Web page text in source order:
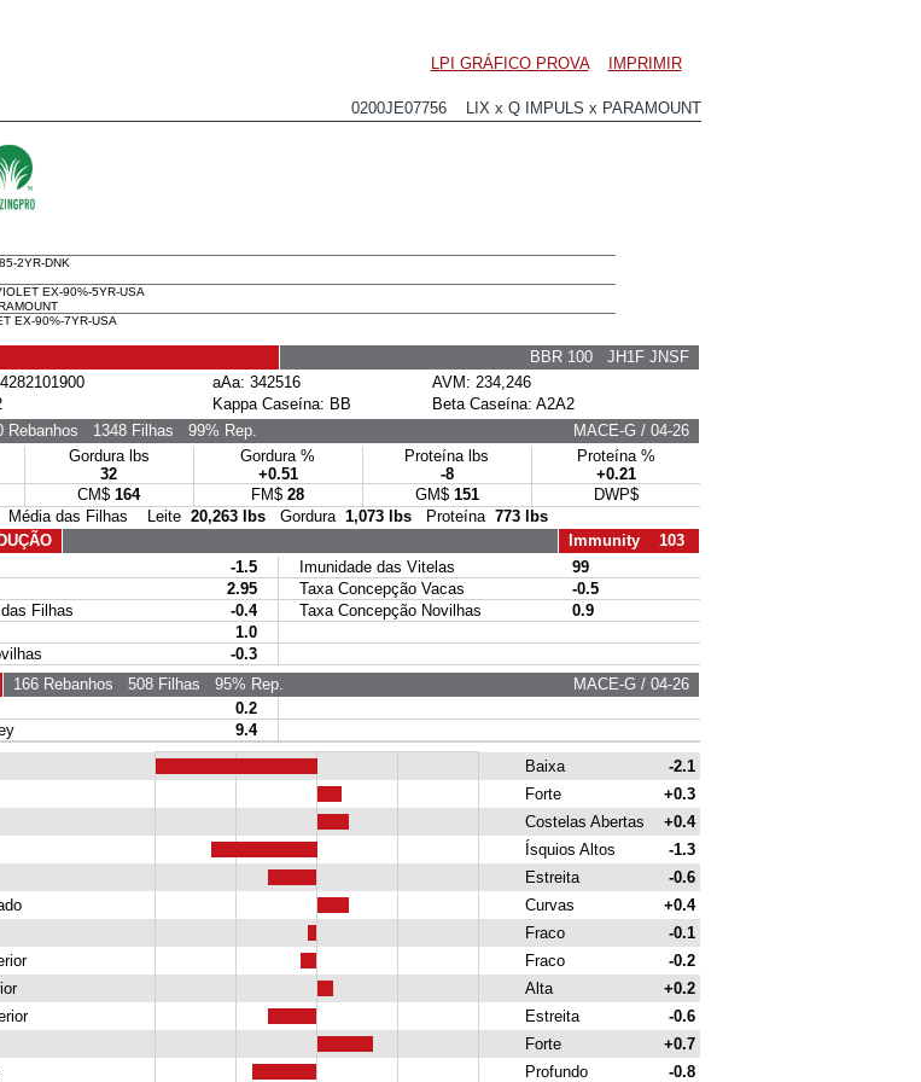
LPI GRÁFICO PROVA IMPRIMIR
0200JE07756 LIX x Q IMPULS x PARAMOUNT
2YR-DNK
EX-90%-5YR-USA
EX-90%-7YR-USA
BBR 100 JH1F JNSF
aAa: 342516
AVM: 234,246
Kappa Caseína: BB
Beta Caseína: A2A2
Rebanhos 1348 Filhas 99% Rep.
MACE-G / 04-26
Gordura lbs
32
Gordura %
+0.51
Proteína lbs
-8
Proteína %
+0.21
CM$ 164 FM$ 28 GM$ 151
DWP$
Média das Filhas Leite 20,263 lbs Gordura 1,073 lbs Proteína 773 lbs
Immunity 103
-1.5 Imunidade das Vitelas
99
2.95 Taxa Concepção Vacas
-0.5
Filhas
-0.4 Taxa Concepção Novilhas
0.9
1.0
-0.3
166 Rebanhos 508 Filhas 95% Rep.
MACE-G / 04-26
0.2
9.4
Baixa
-2.1
Forte
+0.3
Costelas Abertas
+0.4
Ísquios Altos
-1.3
Estreita
-0.6
Curvas
+0.4
Fraco
-0.1
Fraco
-0.2
Alta
+0.2
Estreita
-0.6
Forte
+0.7
Profundo -0.8